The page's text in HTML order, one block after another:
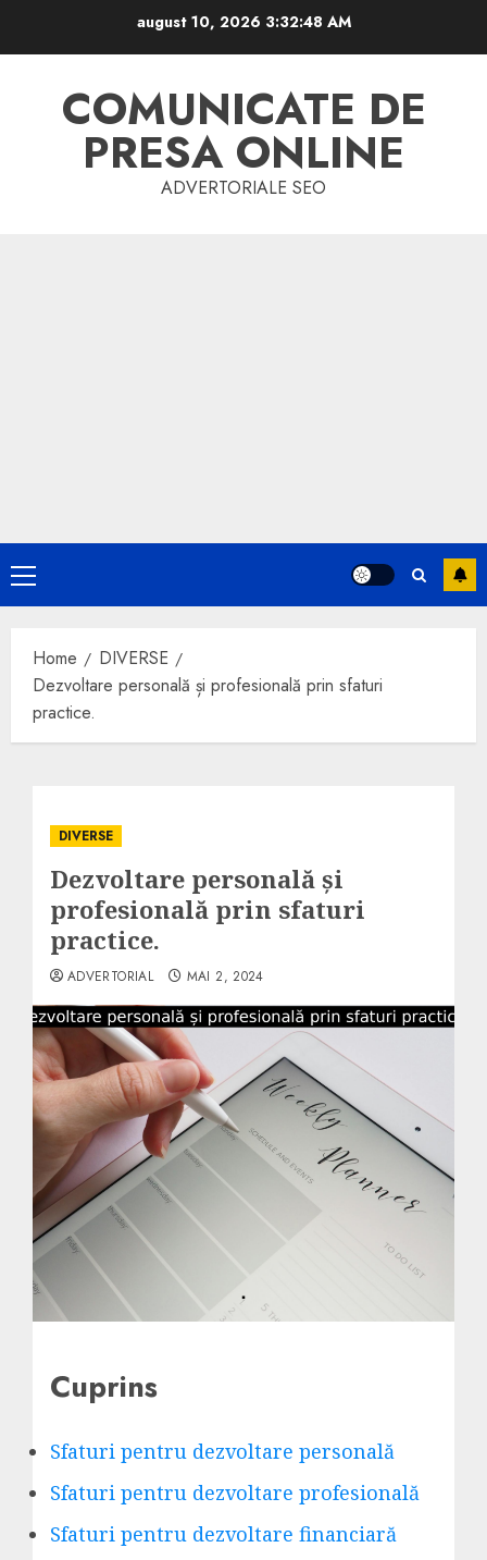
august 10, 2026 3:32:49 AM
COMUNICATE DE
PRESA ONLINE
ADVERTORIALE SEO
Primary
Menu
Home
DIVERSE
Dezvoltare personală și profesională prin sfaturi
practice.
DIVERSE
Dezvoltare personală și
profesională prin sfaturi
practice.
ADVERTORIAL MAI 2, 2024
Cuprins
Sfaturi pentru dezvoltare personală
Sfaturi pentru dezvoltare profesională
Sfaturi pentru dezvoltare financiară